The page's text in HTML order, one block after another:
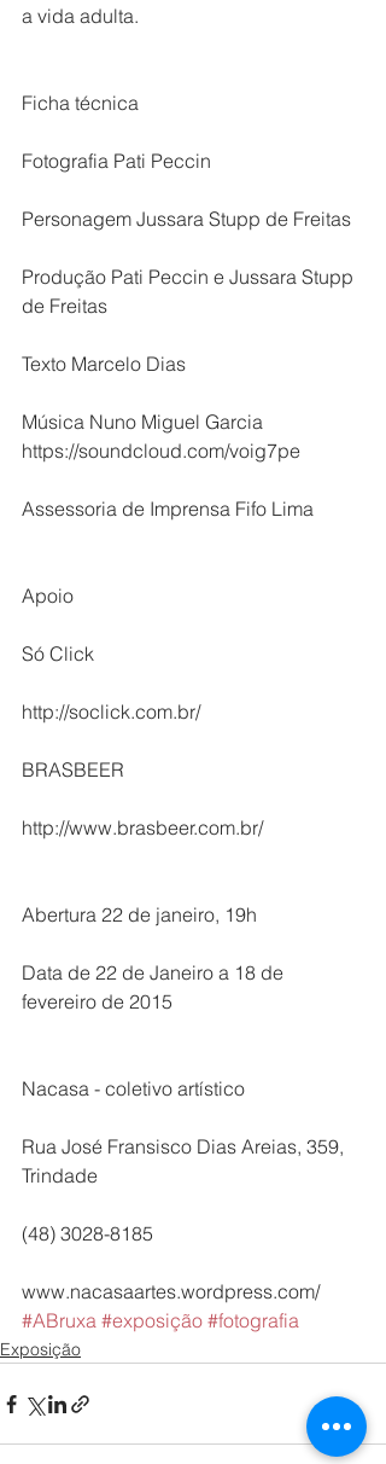
a vida adulta.
Ficha técnica
Fotografia Pati Peccin
Personagem Jussara Stupp de Freitas
Produção Pati Peccin e Jussara Stupp
de Freitas
Texto Marcelo Dias
Música Nuno Miguel Garcia
https://soundcloud.com/voig7pe
Assessoria de Imprensa Fifo Lima
Apoio
Só Click
http://soclick.com.br/
BRASBEER
http://www.brasbeer.com.br/
Abertura 22 de janeiro, 19h
Data de 22 de Janeiro a 18 de
fevereiro de 2015
Nacasa - coletivo artístico
Rua José Fransisco Dias Areias, 359,
Trindade
(48) 3028-8185
www.nacasaartes.wordpress.com/
#ABruxa #exposição #fotografia
Exposição